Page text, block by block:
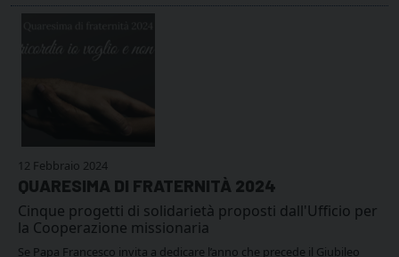
12 Febbraio 2024
QUARESIMA DI FRATERNITÀ 2024
Cinque progetti di solidarietà proposti dall'Ufficio per
la Cooperazione missionaria
Se Papa Francesco invita a dedicare l’anno che precede il Giubileo